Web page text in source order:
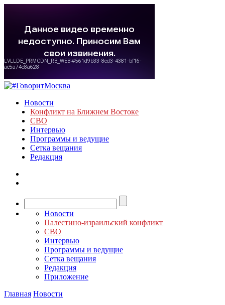
Новости
Конфликт на Ближнем Востоке
СВО
Интервью
Программы и ведущие
Сетка вещания
Редакция
Новости
Палестино-израильский конфликт
СВО
Интервью
Программы и ведущие
Сетка вещания
Редакция
Приложение
Главная Новости